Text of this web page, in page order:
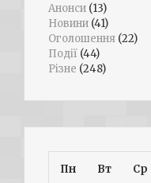
Анонси (13)
Новини (41)
Оголошення (22)
Події (44)
Різне (248)
Пн Вт Ср